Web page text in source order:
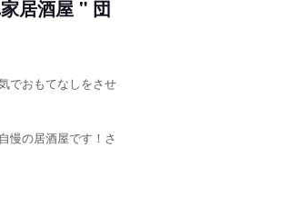
居酒屋 " 団
でおもてなしをさせ
慢の居酒屋です！さ